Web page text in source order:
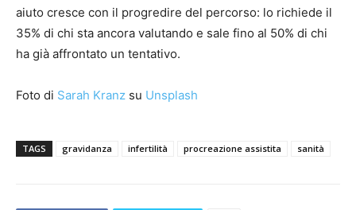
aiuto cresce con il progredire del percorso: lo richiede il
35% di chi sta ancora valutando e sale fino al 50% di chi
ha già affrontato un tentativo.
Foto di Sarah Kranz su Unsplash
TAGS gravidanza infertilità procreazione assistita sanità